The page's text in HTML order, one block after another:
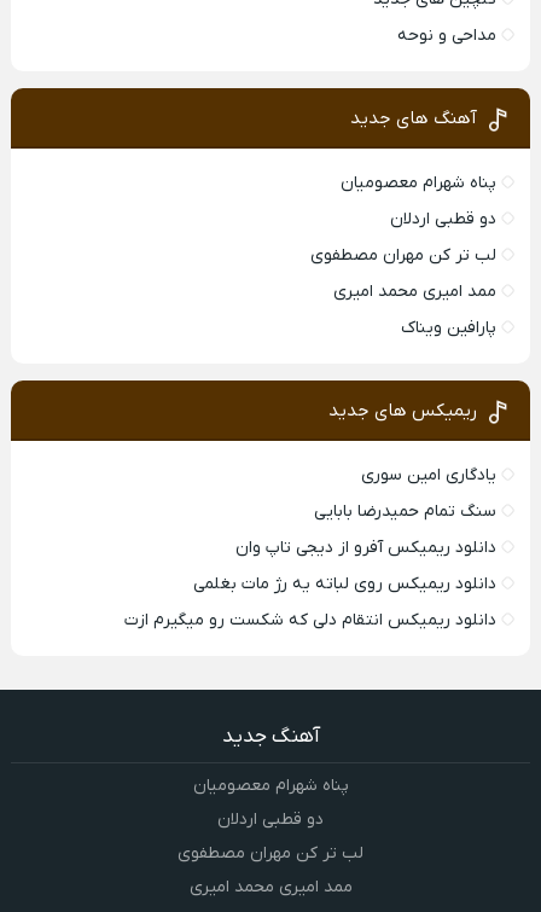
مداحی و نوحه
آهنگ های جدید
پناه شهرام معصومیان
دو قطبی اردلان
لب تر کن مهران مصطفوی
ممد امیری محمد امیری
پارافین ویناک
ریمیکس های جدید
یادگاری امین سوری
سنگ تمام حمیدرضا بابایی
دانلود ریمیکس آفرو از ديجی تاپ وان
دانلود ریمیکس روی لباته یه رژ مات بغلمی
دانلود ریمیکس انتقام دلی که شکست رو میگیرم ازت
آهنگ جدید
پناه شهرام معصومیان
دو قطبی اردلان
لب تر کن مهران مصطفوی
ممد امیری محمد امیری